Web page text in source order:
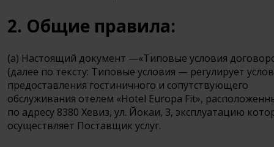
2. Общие правила:
(a) Настоящий документ —«Типовые условия
(далее по тексту: Типовые условия — регулирует
предоставления гостиничного и сопутствующего
обслуживания отелем «Hotel Europa Fit»,
по адресу 8380 Хевиз, ул. Йокаи, 3, эксплуатацию
осуществляет Поставщик услуг.